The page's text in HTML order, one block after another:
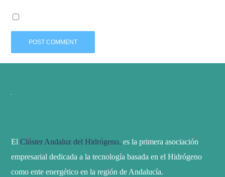
El Clúster Andaluz del Hidrógeno, es la primera asociación
empresarial dedicada a la tecnología basada en el Hidrógeno
como ente energético en la región de Andalucía.